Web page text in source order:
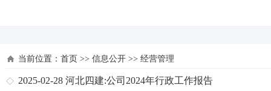
当前位置： 首页 >> 信息公开 >> 经营管理
2025-02-28 河北四建:公司2024年行政工作报告